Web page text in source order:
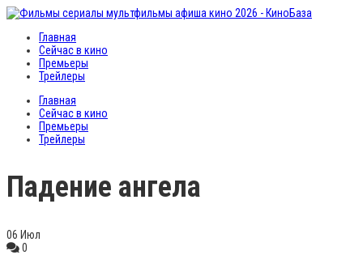
Главная
Сейчас в кино
Премьеры
Трейлеры
Главная
Сейчас в кино
Премьеры
Трейлеры
Падение ангела
06 Июл
0